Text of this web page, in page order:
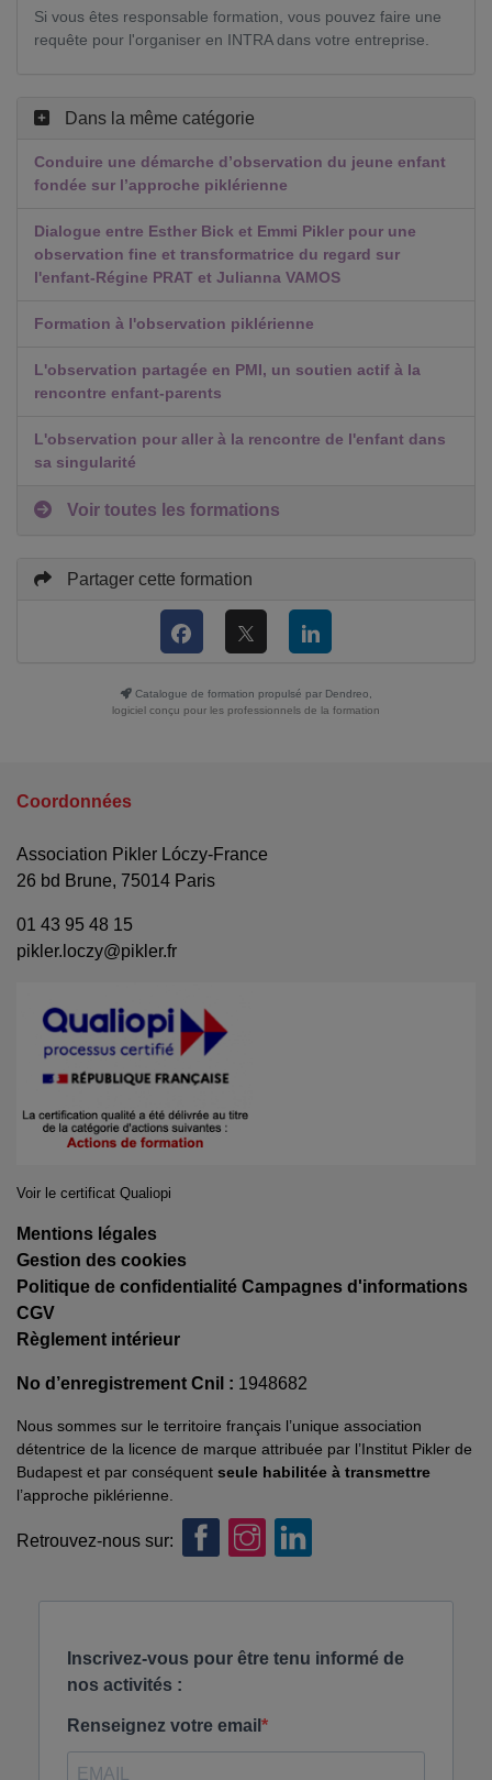
Si vous êtes responsable formation, vous pouvez faire une
requête pour l'organiser en INTRA dans votre entreprise.
Dans la même catégorie
Conduire une démarche d’observation du jeune enfant
fondée sur l’approche piklérienne
Dialogue entre Esther Bick et Emmi Pikler pour une
observation fine et transformatrice du regard sur
l'enfant-Régine PRAT et Julianna VAMOS
Formation à l'observation piklérienne
L'observation partagée en PMI, un soutien actif à la
rencontre enfant-parents
L'observation pour aller à la rencontre de l'enfant dans
sa singularité
Voir toutes les formations
Partager cette formation
Catalogue de formation propulsé par Dendreo,
logiciel conçu pour les professionnels de la formation
Coordonnées
Association Pikler Lóczy-France
26 bd Brune, 75014 Paris
01 43 95 48 15
pikler.loczy@pikler.fr
Voir le certificat Qualiopi
Mentions légales
Gestion des cookies
Politique de confidentialité Campagnes d'informations
CGV
Règlement intérieur
No d’enregistrement Cnil : 1948682
Nous sommes sur le territoire français l’unique association
détentrice de la licence de marque attribuée par l’Institut Pikler de
Budapest et par conséquent seule habilitée à transmettre
l’approche piklérienne.
Retrouvez-nous sur: